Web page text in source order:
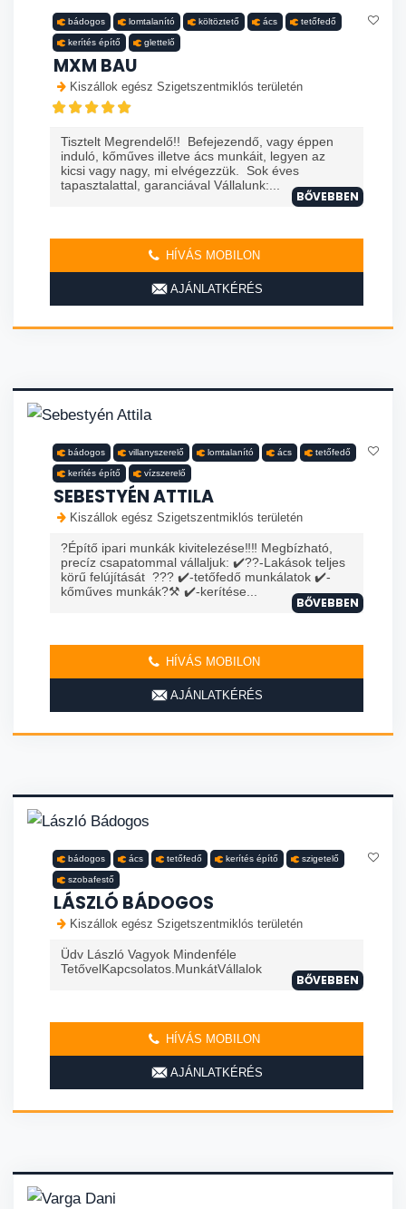
bádogos lomtalanító költöztető ács tetőfedő
kerítés építő glettelő
MXM BAU
Kiszállok egész Szigetszentmiklós területén
Tisztelt Megrendelő!! Befejezendő, vagy éppen
induló, kőműves illetve ács munkáit, legyen az
kicsi vagy nagy, mi elvégezzük. Sok éves
tapasztalattal, garanciával Vállalunk:...
BŐVEBBEN
HÍVÁS MOBILON
AJÁNLATKÉRÉS
bádogos villanyszerelő lomtalanító ács tetőfedő
kerítés építő vízszerelő
SEBESTYÉN ATTILA
Kiszállok egész Szigetszentmiklós területén
?Építő ipari munkák kivitelezése‼️‼️ Megbízható,
precíz csapatommal vállaljuk: ✔️?️?️-Lakások teljes
körű felújítását ??? ✔️-tetőfedő munkálatok ✔️-
kőműves munkák?⚒️ ✔️-kerítése...
BŐVEBBEN
HÍVÁS MOBILON
AJÁNLATKÉRÉS
bádogos ács tetőfedő kerítés építő szigetelő
szobafestő
LÁSZLÓ BÁDOGOS
Kiszállok egész Szigetszentmiklós területén
Üdv László Vagyok Mindenféle
TetővelKapcsolatos.MunkátVállalok
BŐVEBBEN
HÍVÁS MOBILON
AJÁNLATKÉRÉS